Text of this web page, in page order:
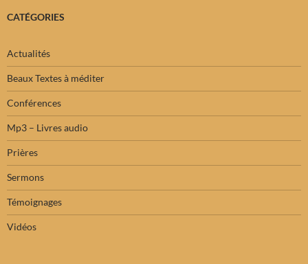
CATÉGORIES
Actualités
Beaux Textes à méditer
Conférences
Mp3 – Livres audio
Prières
Sermons
Témoignages
Vidéos